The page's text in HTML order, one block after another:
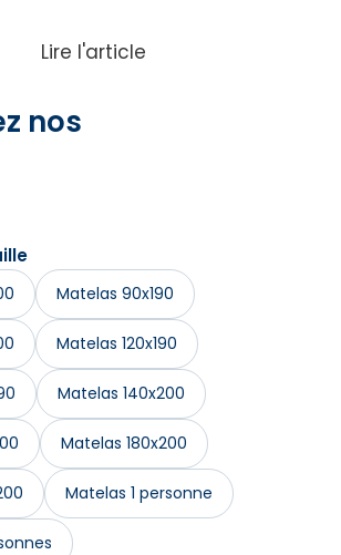
Lire l'article
nos
Matelas 90x190
Matelas 120x190
Matelas 140x200
Matelas 180x200
Matelas 1 personne